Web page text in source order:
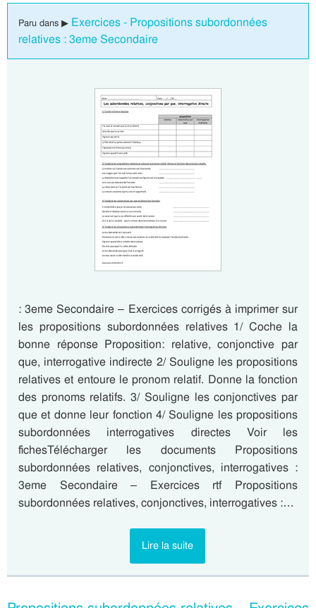
Paru dans ▶ Exercices - Propositions subordonnées
relatives : 3eme Secondaire
: 3eme Secondaire – Exercices corrigés à imprimer sur
les propositions subordonnées relatives 1/ Coche la
bonne réponse Proposition: relative, conjonctive par
que, interrogative indirecte 2/ Souligne les propositions
relatives et entoure le pronom relatif. Donne la fonction
des pronoms relatifs. 3/ Souligne les conjonctives par
que et donne leur fonction 4/ Souligne les propositions
subordonnées interrogatives directes Voir les
fichesTélécharger les documents Propositions
subordonnées relatives, conjonctives, interrogatives :
3eme Secondaire – Exercices rtf Propositions
subordonnées relatives, conjonctives, interrogatives :…
Lire la suite